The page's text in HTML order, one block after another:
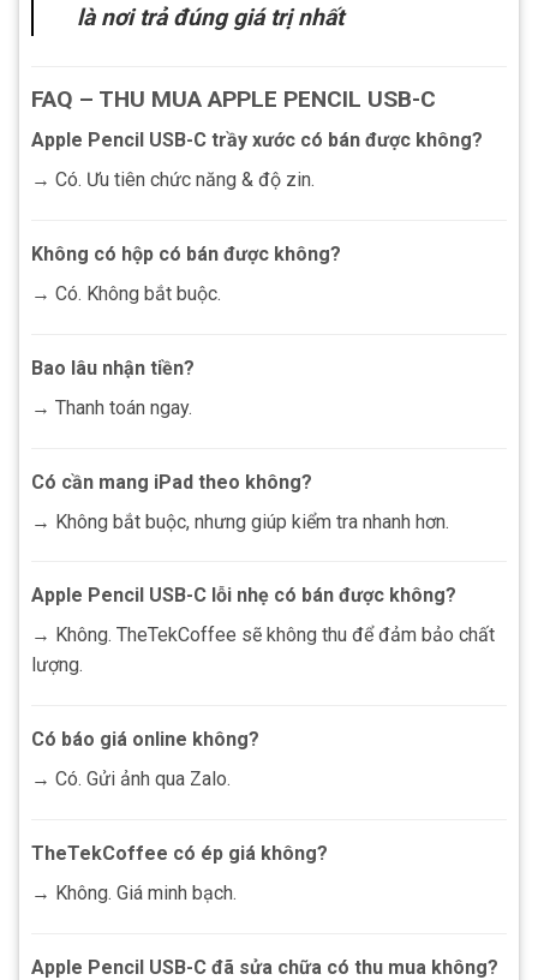
là nơi trả đúng giá trị nhất
FAQ – THU MUA APPLE PENCIL USB-C
Apple Pencil USB-C trầy xước có bán được không?
→ Có. Ưu tiên chức năng & độ zin.
Không có hộp có bán được không?
→ Có. Không bắt buộc.
Bao lâu nhận tiền?
→ Thanh toán ngay.
Có cần mang iPad theo không?
→ Không bắt buộc, nhưng giúp kiểm tra nhanh hơn.
Apple Pencil USB-C lỗi nhẹ có bán được không?
→ Không. TheTekCoffee sẽ không thu để đảm bảo chất
lượng.
Có báo giá online không?
→ Có. Gửi ảnh qua Zalo.
TheTekCoffee có ép giá không?
→ Không. Giá minh bạch.
Apple Pencil USB-C đã sửa chữa có thu mua không?